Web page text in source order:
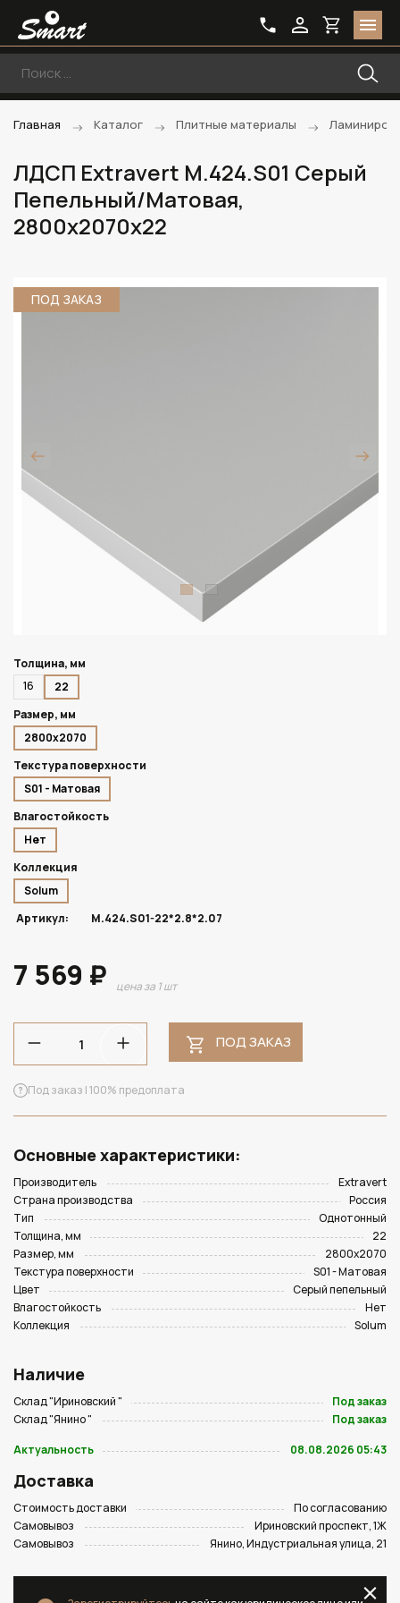
Главная Каталог Плитные материалы
ЛДСП Extravert M.424.S01 Серый
Пепельный/Матовая,
2800х2070х22
ПОД ЗАКАЗ
Толщина, мм
16
22
Размер, мм
2800х2070
Текстура поверхности
S01 - Матовая
Влагостойкость
Нет
Коллекция
Solum
Артикул:
M.424.S01-22*2.8*2.07
7 569 ₽ цена за 1 шт
ПОД ЗАКАЗ
Под заказ | 100% предоплата
Основные характеристики:
Производитель
Extravert
Страна производства
Россия
Тип
Однотонный
Толщина, мм
22
Размер, мм
2800х2070
Текстура поверхности
S01 - Матовая
Цвет
Серый пепельный
Влагостойкость
Нет
Коллекция
Solum
Наличие
Склад "Ириновский "
Под заказ
Склад "Янино "
Под заказ
Актуальность
08.08.2026 05:43
Доставка
Стоимость доставки
По согласованию
Самовывоз
Ириновский проспект, 1Ж
Самовывоз
Янино, Индустриальная улица, 21